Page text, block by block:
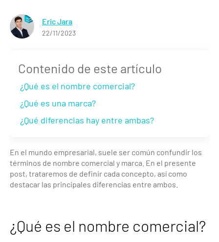
Eric Jara
22/11/2023
Contenido de este artículo
¿Qué es el nombre comercial?
¿Qué es una marca?
¿Qué diferencias hay entre ambas?
En el mundo empresarial, suele ser común confundir los
términos de nombre comercial y marca. En el presente
post, trataremos de definir cada concepto, así como
destacar las principales diferencias entre ambos.
¿Qué es el nombre comercial?